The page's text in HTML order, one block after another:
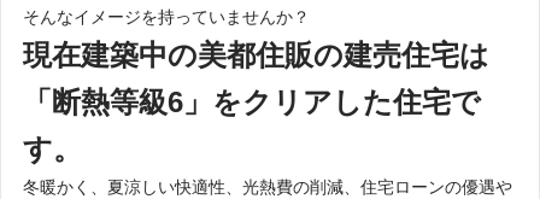
そんなイメージを持っていませんか？
現在建築中の美都住販の建売住宅は
「断熱等級6」をクリアした住宅で
す。
冬暖かく、夏涼しい快適性、光熱費の削減、住宅ローンの優遇や